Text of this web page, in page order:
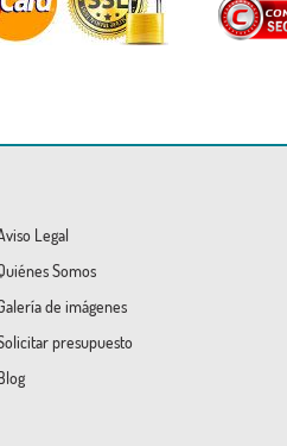
Legal
Somos
de imágenes
presupuesto